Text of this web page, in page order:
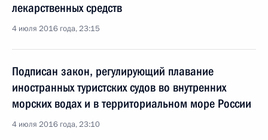
лекарственных средств
4 июля 2016 года, 23:15
Подписан закон, регулирующий плавание
иностранных туристских судов во внутренних
морских водах и в территориальном море России
4 июля 2016 года, 23:10